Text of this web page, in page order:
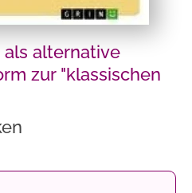
als alternative
zur "klassischen